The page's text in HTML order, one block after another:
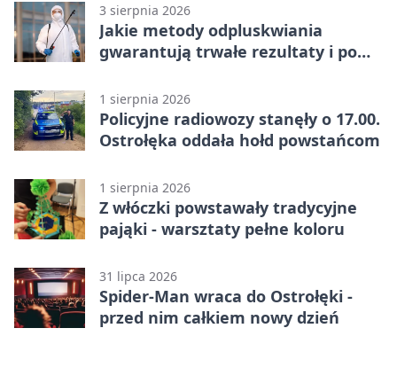
3 sierpnia 2026
Jakie metody odpluskwiania
gwarantują trwałe rezultaty i po
wykonawcę?
1 sierpnia 2026
Policyjne radiowozy stanęły o 17.00.
Ostrołęka oddała hołd powstańcom
1 sierpnia 2026
Z włóczki powstawały tradycyjne
pająki - warsztaty pełne koloru
31 lipca 2026
Spider-Man wraca do Ostrołęki -
przed nim całkiem nowy dzień